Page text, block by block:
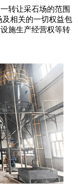
转让采石场的范围
相关的一切权益包
施生产经营权等转